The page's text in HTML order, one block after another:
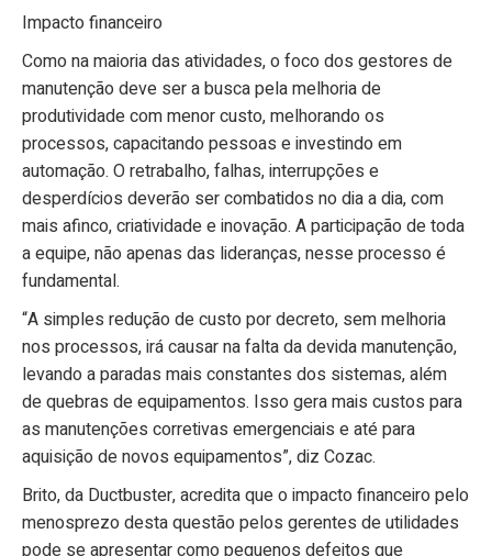
Impacto financeiro
Como na maioria das atividades, o foco dos gestores de
manutenção deve ser a busca pela melhoria de
produtividade com menor custo, melhorando os
processos, capacitando pessoas e investindo em
automação. O retrabalho, falhas, interrupções e
desperdícios deverão ser combatidos no dia a dia, com
mais afinco, criatividade e inovação. A participação de toda
a equipe, não apenas das lideranças, nesse processo é
fundamental.
“A simples redução de custo por decreto, sem melhoria
nos processos, irá causar na falta da devida manutenção,
levando a paradas mais constantes dos sistemas, além
de quebras de equipamentos. Isso gera mais custos para
as manutenções corretivas emergenciais e até para
aquisição de novos equipamentos”, diz Cozac.
Brito, da Ductbuster, acredita que o impacto financeiro pelo
menosprezo desta questão pelos gerentes de utilidades